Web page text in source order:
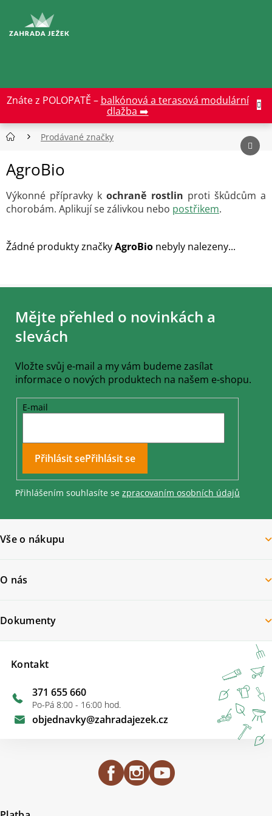
obsah
Znáte z POLOPATĚ – balkónová a terasová modulární
dlažba ➡️
Prodávané značky
AgroBio
Výkonné přípravky kochraně rostlin proti škůdcům a
chorobám. Aplikují se zálivkou nebo postřikem.
Žádné produkty značkyAgroBio nebyly nalezeny...
Z
Mějte přehled o novinkách a
slevách
Vložte svůj e-mail a my vám budeme zasílat
informace o nových produktech na našem e-shopu.
E-mail
Přihlásit se
Přihlášením souhlasíte se zpracovaním osobních údajů
Vše o nákupu
O nás
Kontakt
objednavky@zahradajezek.cz
371 655 660
Po-Pá 8:00 - 16:00 hod.
Dokumenty